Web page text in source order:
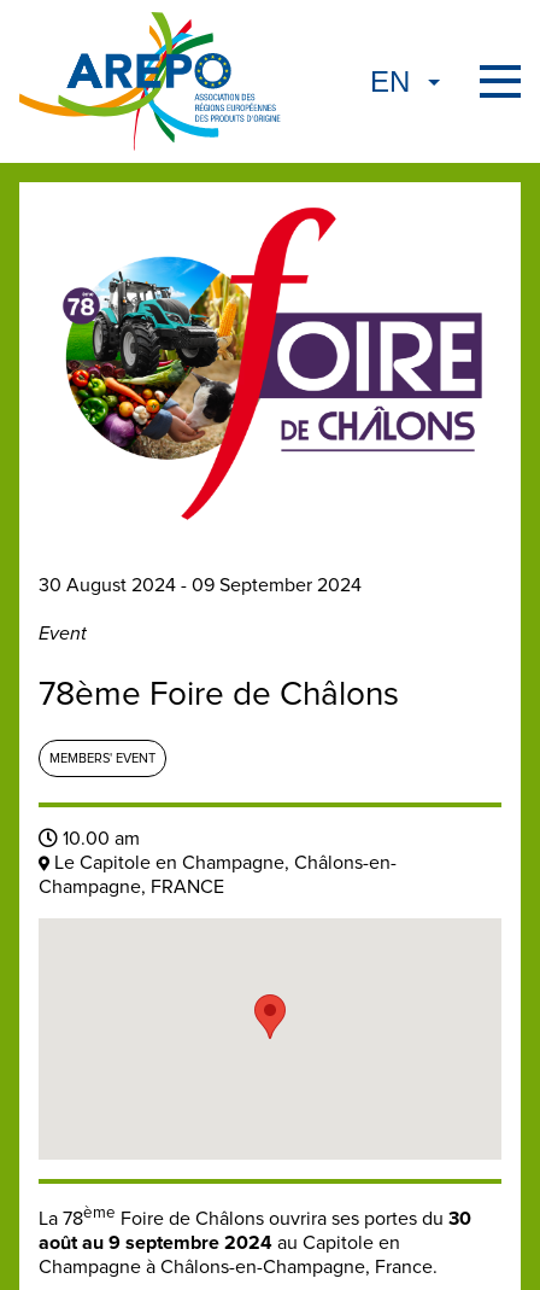
30 August 2024 - 09 September 2024
Event
78ème Foire de Châlons
MEMBERS' EVENT
10.00 am
Le Capitole en Champagne, Châlons-en-
Champagne, FRANCE
La 78ème Foire de Châlons ouvrira ses portes du 30
août au 9 septembre 2024 au Capitole en
Champagne à Châlons-en-Champagne, France.